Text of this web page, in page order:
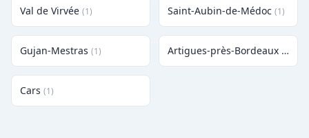
Val de Virvée (1) Saint-Aubin-de-Médoc (1)
Gujan-Mestras (1) Artigues-près-Bordeaux (1)
Cars (1)